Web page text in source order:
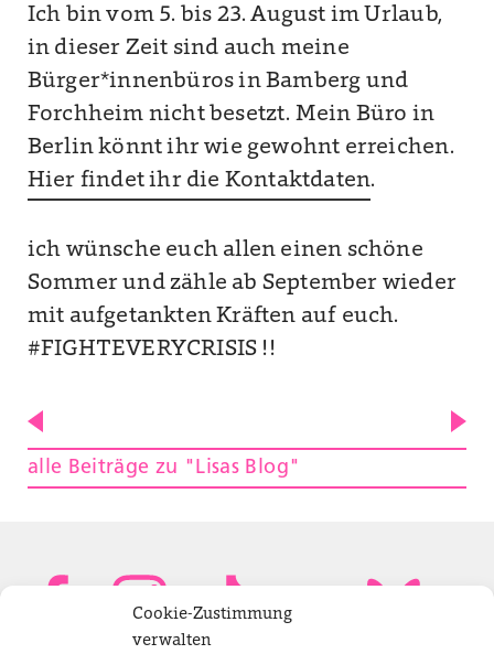
Cookie-Zustimmung
verwalten
Ich bin vom 5. bis 23. August im Urlaub,
in dieser Zeit sind auch meine
Bürger*innenbüros in Bamberg und
Forchheim nicht besetzt. Mein Büro in
Berlin könnt ihr wie gewohnt erreichen.
Hier findet ihr die Kontaktdaten.
ich wünsche euch allen einen schöne
Sommer und zähle ab September wieder
mit aufgetankten Kräften auf euch.
#FIGHTEVERYCRISIS !!
alle Beiträge zu "Lisas Blog"